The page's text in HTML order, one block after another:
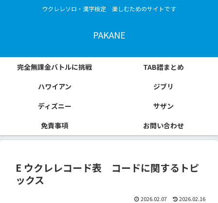
ウクレレソロ・漢字検定 楽しむためのサイトです
PAKANE
完全無課金バトルに挑戦
TAB譜まとめ
ハワイアン
ジブリ
ディズニー
サザン
免責事項
お問い合わせ
E ウクレレコード表 コードに関するトピ
ックス
2026.02.07 2026.02.16